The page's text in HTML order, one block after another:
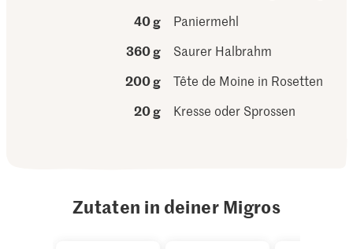
40 g
Paniermehl
360 g
Saurer Halbrahm
200 g
Tête de Moine in Rosetten
20 g
Kresse oder Sprossen
Zutaten in deiner Migros